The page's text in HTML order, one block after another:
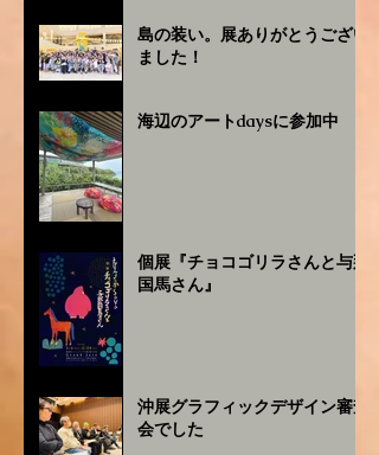
島の装い。展ありがとうござい
ました！
海辺のアートdaysに参加中
個展『チョコゴリラさんと与那
国馬さん』
沖展グラフィックデザイン審査
会でした